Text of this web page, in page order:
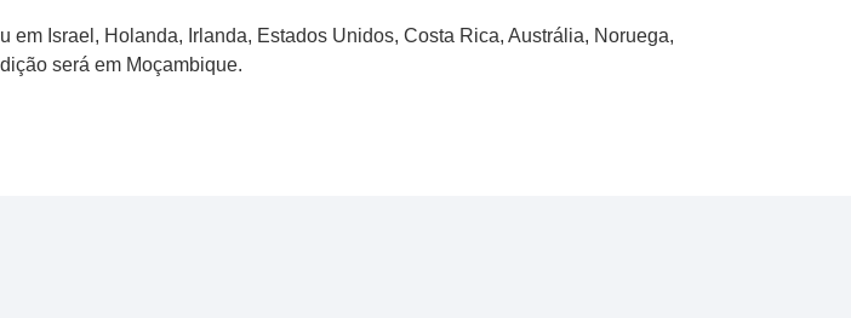
Israel, Holanda, Irlanda, Estados Unidos, Costa Rica, Austrália, Noruega,
será em Moçambique.